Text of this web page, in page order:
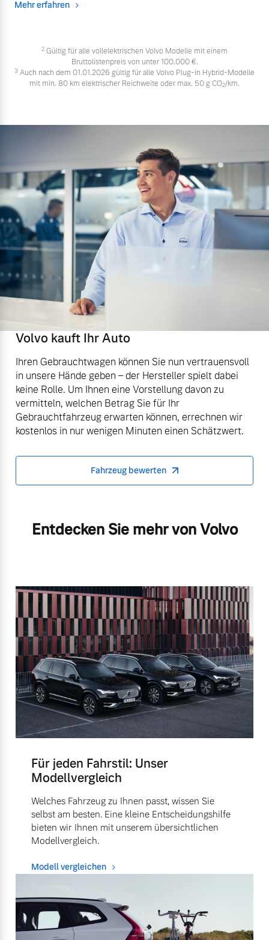
Mehr erfahren
2 Gültig für alle vollelektrischen Volvo Modelle mit einem
Bruttolistenpreis von unter 100.000 €.
3 Auch nach dem 01.01.2026 gültig für alle Volvo Plug-in Hybrid-Modelle
mit min. 80 km elektrischer Reichweite oder max. 50 g CO2/km.
Volvo kauft Ihr Auto
Ihren Gebrauchtwagen können Sie nun vertrauensvoll
in unsere Hände geben – der Hersteller spielt dabei
keine Rolle. Um Ihnen eine Vorstellung davon zu
vermitteln, welchen Betrag Sie für Ihr
Gebrauchtfahrzeug erwarten können, errechnen wir
kostenlos in nur wenigen Minuten einen Schätzwert.
Fahrzeug bewerten
Entdecken Sie mehr von Volvo
Für jeden Fahrstil: Unser
Modellvergleich
Welches Fahrzeug zu Ihnen passt, wissen Sie
selbst am besten. Eine kleine Entscheidungshilfe
bieten wir Ihnen mit unserem übersichtlichen
Modellvergleich.
Modell vergleichen